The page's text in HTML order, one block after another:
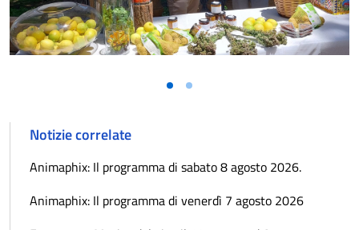
Notizie correlate
Animaphix: Il programma di sabato 8 agosto 2026.
Animaphix: Il programma di venerdì 7 agosto 2026